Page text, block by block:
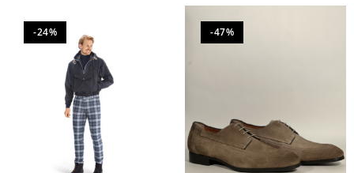
-24% -47%